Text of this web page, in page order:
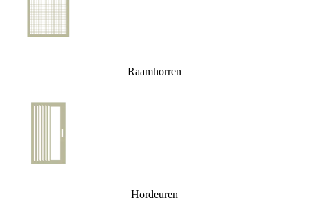
Raamhorren
Hordeuren